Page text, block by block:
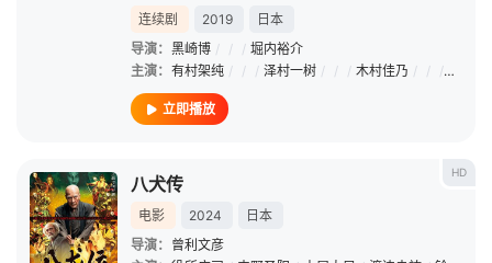
连续剧 2019
日本
导演： 黑崎博 / / / 堀内裕介
主演： 有村架纯 / / / 泽村一树 / / / 木村佳乃 / / / 宫本信
立即播放
HD
八犬传
电影 2024
日本
导演： 曾利文彦